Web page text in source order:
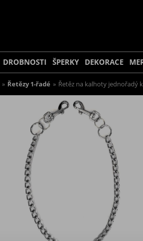
DROBNOSTI ŠPERKY DEKORACE
» Řetězy 1-řadé » Řetěz na kalhoty jednořadý